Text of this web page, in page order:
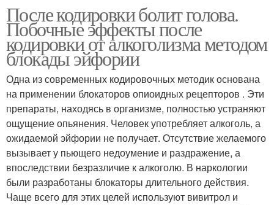
После кодировки болит голова.
Побочные эффекты после
кодировки от алкоголизма методом
блокады эйфории
Одна из современных кодировочных методик основана
на применении блокаторов опиоидных рецепторов . Эти
препараты, находясь в организме, полностью устраняют
ощущение опьянения. Человек употребляет алкоголь, а
ожидаемой эйфории не получает. Отсутствие желаемого
вызывает у пьющего недоумение и раздражение, а
впоследствии безразличие к алкоголю. В наркологии
были разработаны блокаторы длительного действия.
Чаще всего для этих целей используют вивитрол и